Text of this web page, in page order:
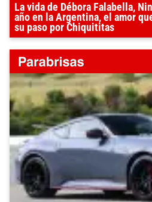
La vida de Débora Falabella,
año en la Argentina, el amor
su paso por Chiquititas